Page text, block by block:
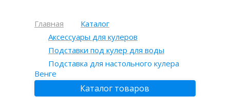
Главная
Каталог
Аксессуары для кулеров
Подставки под кулер для воды
Подставка для настольного кулера
Венге
Каталог товаров